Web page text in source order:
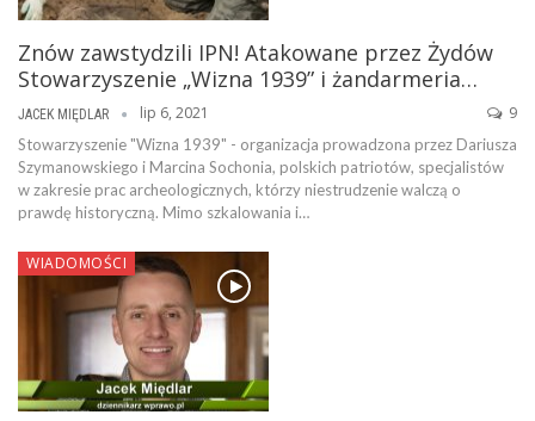
Znów zawstydzili IPN! Atakowane przez Żydów
Stowarzyszenie „Wizna 1939” i żandarmeria…
JACEK MIĘDLAR lip 6, 2021 9
Stowarzyszenie "Wizna 1939" - organizacja prowadzona przez Dariusza
Szymanowskiego i Marcina Sochonia, polskich patriotów, specjalistów
w zakresie prac archeologicznych, którzy niestrudzenie walczą o
prawdę historyczną. Mimo szkalowania i…
WIADOMOŚCI